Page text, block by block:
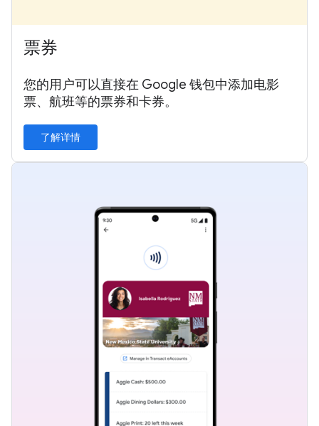
票券
您的用户可以直接在 Google 钱包中添加电影
票、航班等的票券和卡券。
了解详情